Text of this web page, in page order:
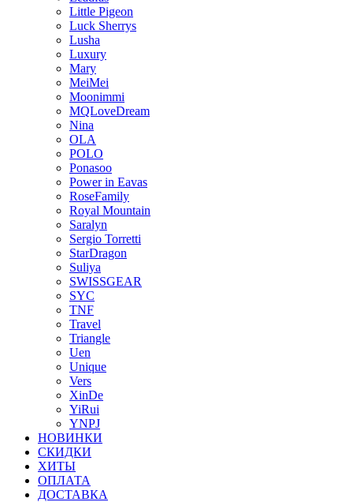
Little Pigeon
Luck Sherrys
Lusha
Luxury
Mary
MeiMei
Moonimmi
MQLoveDream
Nina
OLA
POLO
Ponasoo
Power in Eavas
RoseFamily
Royal Mountain
Saralyn
Sergio Torretti
StarDragon
Suliya
SWISSGEAR
SYC
TNF
Travel
Triangle
Uen
Unique
Vers
XinDe
YiRui
YNPJ
НОВИНКИ
СКИДКИ
ХИТЫ
ОПЛАТА
ДОСТАВКА